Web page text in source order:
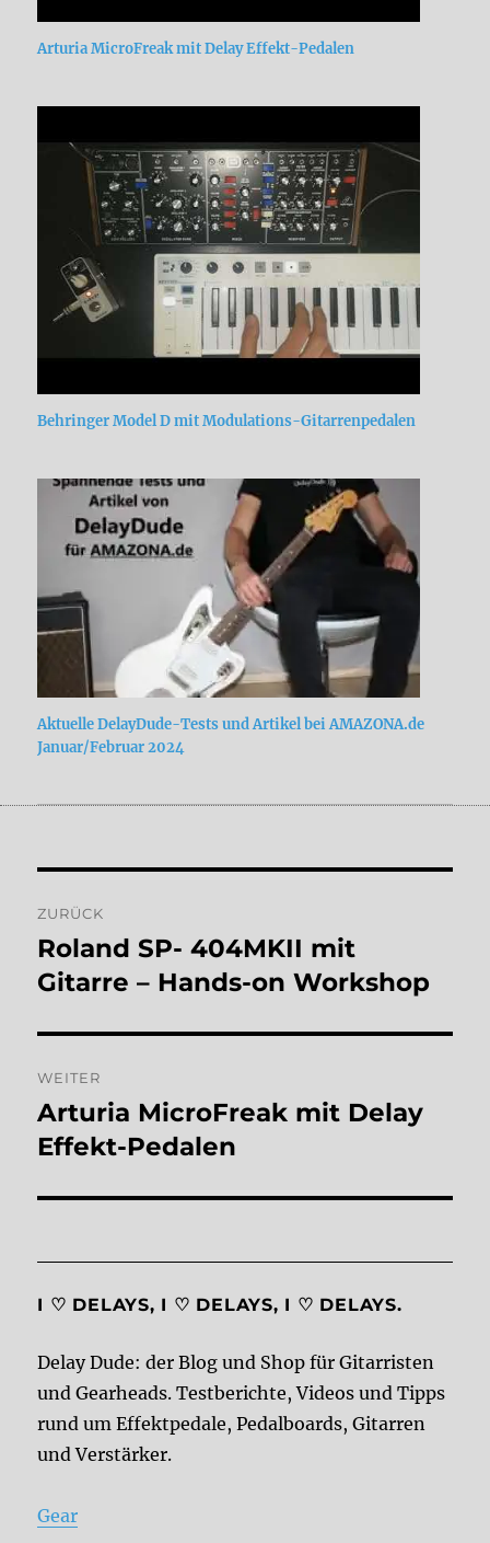
Arturia MicroFreak mit Delay Effekt-Pedalen
Behringer Model D mit Modulations-Gitarrenpedalen
Aktuelle DelayDude-Tests und Artikel bei AMAZONA.de
Januar/Februar 2024
ZURÜCK
Vorheriger
Beitrag:
Roland SP- 404MKII mit
Gitarre – Hands-on Workshop
WEITER
Nächster
Beitrag:
Arturia MicroFreak mit Delay
Effekt-Pedalen
I ♡ DELAYS, I ♡ DELAYS, I ♡ DELAYS.
Delay Dude: der Blog und Shop für Gitarristen
und Gearheads. Testberichte, Videos und Tipps
rund um Effektpedale, Pedalboards, Gitarren
und Verstärker.
Gear